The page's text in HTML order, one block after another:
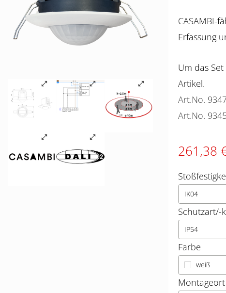
CASAMBI-
Erfassung
Um das
Artikel.
Art.No.
Art.No.
261,38
IK04
Schutzart/-
IP54
Farbe
weiß
Montageort